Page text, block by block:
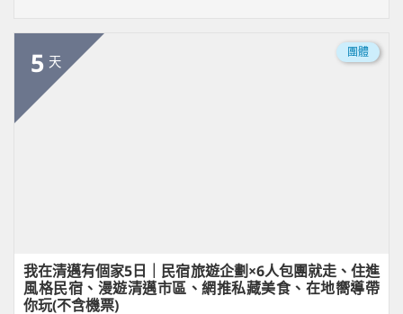
5 天
團體
我在清邁有個家5日｜民宿旅遊企劃×6人包團就走、住進
風格民宿、漫遊清邁市區、網推私藏美食、在地嚮導帶
你玩(不含機票)